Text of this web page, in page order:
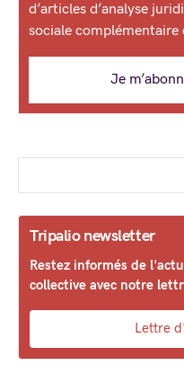
d’articles d’analyse
sociale complémentaire
Je
Tripalio newsletter
Restez informés de
collective avec notre
Lettre